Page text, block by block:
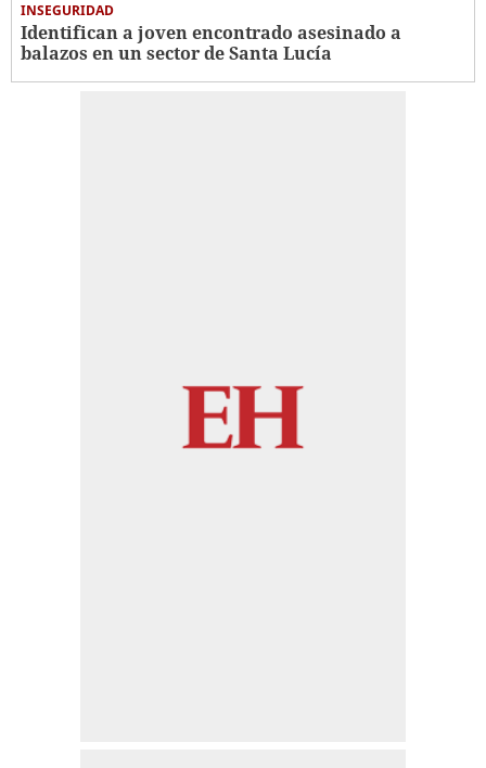
INSEGURIDAD
Identifican a joven encontrado asesinado a
balazos en un sector de Santa Lucía